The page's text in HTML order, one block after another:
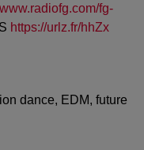
www.radiofg.com/fg-
https://urlz.fr/hhZx
dance, EDM, future